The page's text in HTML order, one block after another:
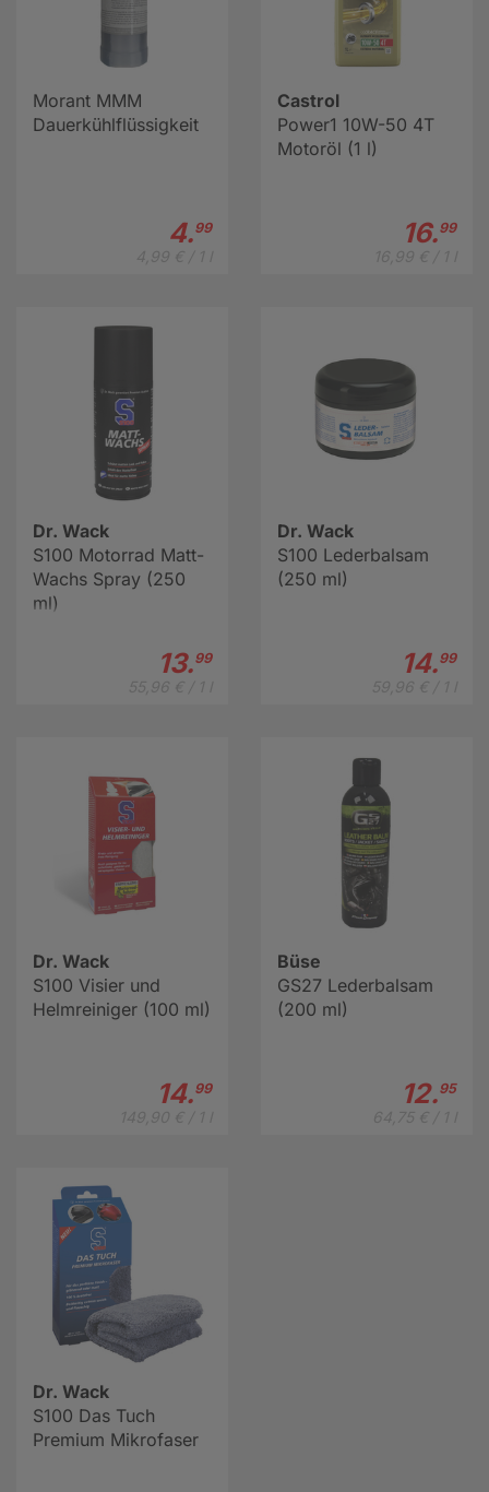
Morant MMM
Dauerkühlflüssigkeit
4.99
Castrol
Power1 10W-50 4T
Motoröl (1 l)
16.99
Dr. Wack
S100 Motorrad Matt-
Wachs Spray (250
ml)
13.99
Dr. Wack
S100 Lederbalsam
(250 ml)
14.99
Dr. Wack
S100 Visier und
Helmreiniger (100 ml)
14.99
Büse
GS27 Lederbalsam
(200 ml)
12.95
Dr. Wack
S100 Das Tuch
Premium Mikrofaser